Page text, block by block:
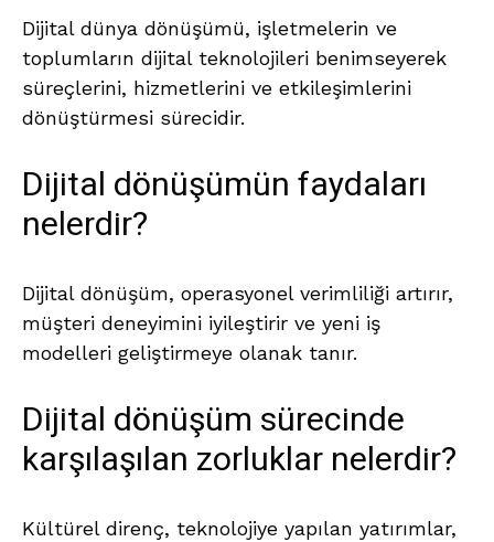
Dijital dünya dönüşümü, işletmelerin ve
toplumların dijital teknolojileri benimseyerek
süreçlerini, hizmetlerini ve etkileşimlerini
dönüştürmesi sürecidir.
Dijital dönüşümün faydaları
nelerdir?
Dijital dönüşüm, operasyonel verimliliği artırır,
müşteri deneyimini iyileştirir ve yeni iş
modelleri geliştirmeye olanak tanır.
Dijital dönüşüm sürecinde
karşılaşılan zorluklar nelerdir?
Kültürel direnç, teknolojiye yapılan yatırımlar,